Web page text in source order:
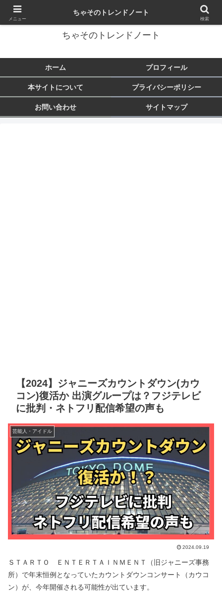
トレンド・芸能・旅行など気になることをまとめます♪
ちゃそのトレンドノート
ホーム プロフィール
本サイトについて プライバシーポリシー
お問い合わせ サイトマップ
【2024】ジャニーズカウントダウン(カウ
コン)復活か 出演グループは？フジテレビ
に批判・ネトフリ配信希望の声も
芸能人・アイドル
2024.09.19
ＳＴＡＲＴＯ ＥＮＴＥＲＴＡＩＮＭＥＮＴ（旧ジャニーズ事務
所）で年末恒例となっていたカウントダウンコンサート（カウコ
ン）が、今年開催される可能性が出ています。
メニュー
ちゃそのトレンドノート
検索